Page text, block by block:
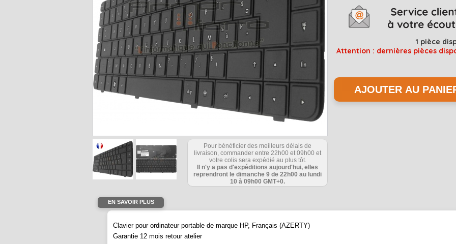
Pour bénéficier des meilleurs délais de
livraison, commander entre 22h00 et 09h00 et
votre colis sera expédié au plus tôt.
Il n'y a pas d'expéditions aujourd'hui, elles
reprendront le dimanche 9 de 22h00 au lundi
10 à 09h00 GMT+0.
1 pièce
Attention : dernières pièces
EN SAVOIR PLUS
Clavier pour ordinateur portable de marque HP, Français (AZERTY)
Garantie 12 mois retour atelier